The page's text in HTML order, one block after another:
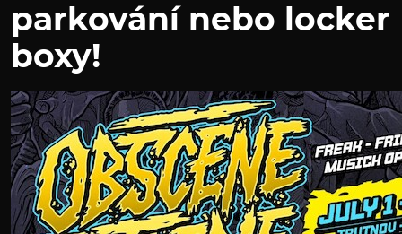
parkování nebo locker
boxy!